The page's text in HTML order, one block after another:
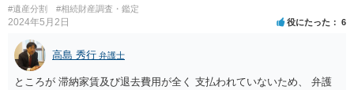
#遺産分割 #相続財産調査・鑑定
2024年5月2日 役にたった 6
高島 秀行 弁護士
ところが 滞納家賃及び退去費用が全く 支払われていないため、 弁護